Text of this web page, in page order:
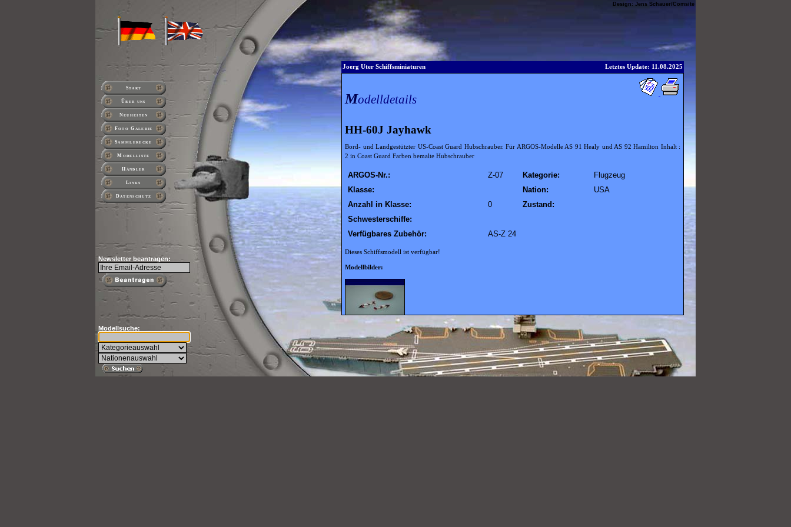
Joerg Uter Schiffsminiaturen Letztes Update: 11.08.2025
Modelldetails
HH-60J Jayhawk
Bord- und Landgestützter US-Coast Guard Hubschrauber. Für ARGOS-Modelle AS 91 Healy und AS 92 Hamilton Inhalt :
2 in Coast Guard Farben bemalte Hubschrauber
ARGOS-Nr.: Z-07 Kategorie:
Flugzeug
Klasse:
Nation:
USA
Anzahl in Klasse:
0
Zustand:
Schwesterschiffe:
Verfügbares Zubehör:
AS-Z 24
Dieses Schiffsmodell ist verfügbar!
Modellbilder:
Start
Über uns
Neuheiten
Foto Galerie
Sammlerecke
Modelliste
Händler
Links
Datenschutz
Newsletter beantragen:
Modellsuche:
Design: Jens Schauer/Comsite